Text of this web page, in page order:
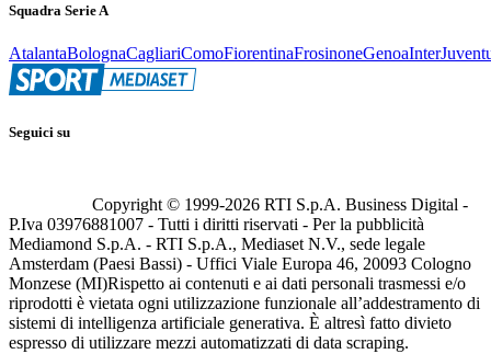
Squadra Serie A
AtalantaBolognaCagliariComoFiorentinaFrosinoneGenoaInter
Seguici su
Copyright © 1999-2026 RTI S.p.A. Business Digital -
P.Iva 03976881007 - Tutti i diritti riservati - Per la pubblicità
Mediamond S.p.A. - RTI S.p.A., Mediaset N.V., sede legale
Amsterdam (Paesi Bassi) - Uffici Viale Europa 46, 20093 Cologno
Monzese (MI)Rispetto ai contenuti e ai dati personali trasmessi e/o
riprodotti è vietata ogni utilizzazione funzionale all’addestramento di
sistemi di intelligenza artificiale generativa. È altresì fatto divieto
espresso di utilizzare mezzi automatizzati di data scraping.